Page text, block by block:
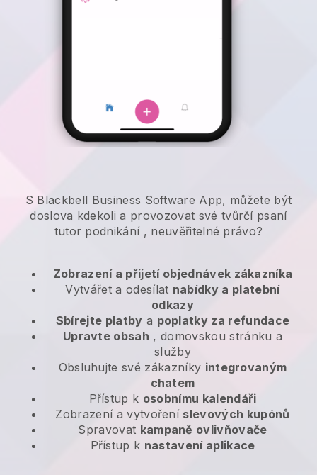
S Blackbell Business Software App, můžete být
doslova kdekoli a provozovat své tvůrčí psaní
tutor podnikání, neuvěřitelné právo?
Zobrazení a přijetí objednávek zákazníka
Vytvářet a odesílat nabídky a platební
odkazy
Sbírejte platby a poplatky za refundace
Upravte obsah , domovskou stránku a
služby
Obsluhujte své zákazníky integrovaným
chatem
Přístup k osobnímu kalendáři
Zobrazení a vytvoření slevových kupónů
Spravovat kampaně ovlivňovače
Přístup k nastavení aplikace